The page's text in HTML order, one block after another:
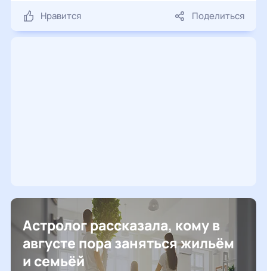
Нравится Поделиться
Астролог рассказала, кому в
августе пора заняться жильём
и семьёй